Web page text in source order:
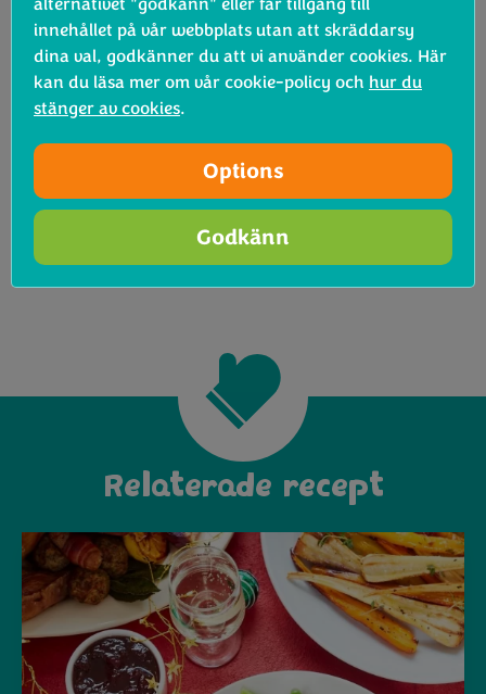
Relaterade recept
innehållet på vår webbplats utan att skräddarsy
dina val, godkänner du att vi använder cookies. Här
kan du läsa mer om vår cookie-policy och hur du
stänger av cookies.
Options
Godkänn